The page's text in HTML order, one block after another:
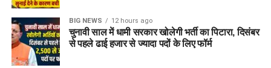
BIG NEWS 12 hours ago
चुनावी साल में धामी सरकार खोलेगी भर्ती का पिटारा, दिसंबर
से पहले ढाई हजार से ज्यादा पदों के लिए फॉर्म